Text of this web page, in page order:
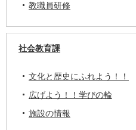
教職員研修
社会教育課
文化と歴史にふれよう！！
広げよう！！学びの輪
施設の情報